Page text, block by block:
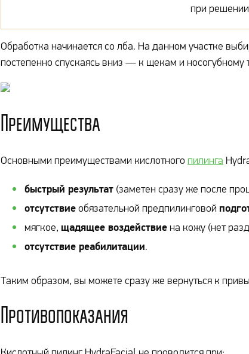
при
Обработка начинается со лба. На данном участке
постепенно спускаясь вниз — к щекам и носогубному
Преимущества
Основными преимуществами кислотного пилинга
быстрый результат (заметен сразу же после
отсутствие обязательной предпилинговой
мягкое, щадящее воздействие на кожу (нет
отсутствие реабилитации.
Таким образом, вы можете сразу же вернуться к
Противопоказания